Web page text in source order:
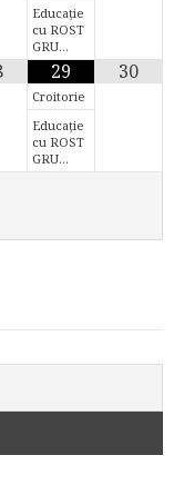
Educație
cu ROST
GRU…
29
Croitorie
Educație
cu ROST
GRU…
30